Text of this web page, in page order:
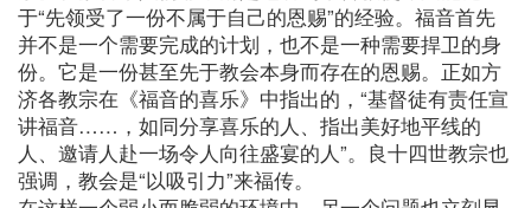
于“先领受了一份不属于自己的恩赐”的经验。福音首先
并不是一个需要完成的计划，也不是一种需要捍卫的身
份。它是一份甚至先于教会本身而存在的恩赐。正如方
济各教宗在《福音的喜乐》中指出的，“基督徒有责任宣
讲福音……，如同分享喜乐的人、指出美好地平线的
人、邀请人赴一场令人向往盛宴的人”。良十四世教宗也
强调，教会是“以吸引力”来福传。